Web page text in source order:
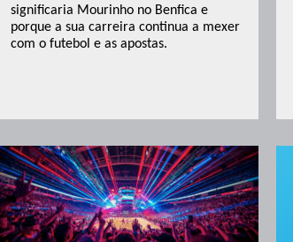
significaria Mourinho no Benfica e
porque a sua carreira continua a mexer
com o futebol e as apostas.